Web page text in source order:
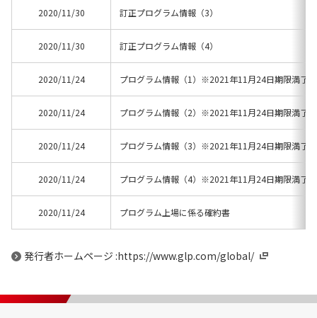
2020/11/30 訂正プログラム情報（3）
2020/11/30 訂正プログラム情報（4）
2020/11/24 プログラム情報（1）※2021年11月24日期限満了
2020/11/24 プログラム情報（2）※2021年11月24日期限満了
2020/11/24 プログラム情報（3）※2021年11月24日期限満了
2020/11/24 プログラム情報（4）※2021年11月24日期限満了
2020/11/24 プログラム上場に係る確約書
発行者ホームページ :https://www.glp.com/global/